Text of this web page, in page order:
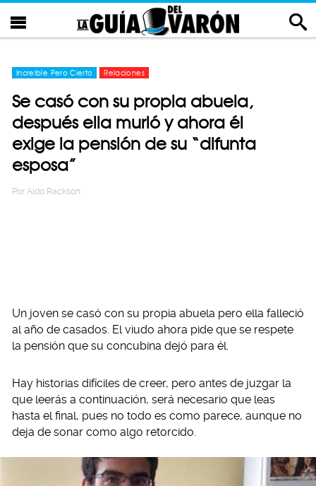
Increíble Pero Cierto Relaciones
Se casó con su propia abuela,
después ella murió y ahora él
exige la pensión de su “difunta
esposa”
Por Aldo Rackson
Un joven se casó con su propia abuela pero ella falleció
al año de casados. El viudo ahora pide que se respete
la pensión que su concubina dejó para él.
Hay historias difíciles de creer, pero antes de juzgar la
que leerás a continuación, será necesario que leas
hasta el final, pues no todo es como parece, aunque no
deja de sonar como algo retorcido.